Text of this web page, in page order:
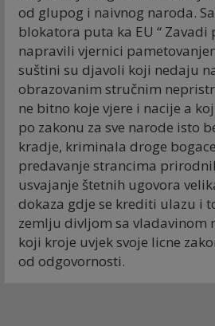
od glupog i naivnog naroda.
blokatora puta ka EU “ Zavadi
napravili vjernici
suštini su djavoli koji nedaju
obrazovanim stručnim
ne bitno koje vjere i nacije a
po zakonu za sve narode isto
kradje, kriminala droge
predavanje strancima
usvajanje štetnih ugovora
dokaza gdje se krediti ulazu i
zemlju divljom sa vladavinom
koji kroje uvjek svoje licne
od odgovornosti.